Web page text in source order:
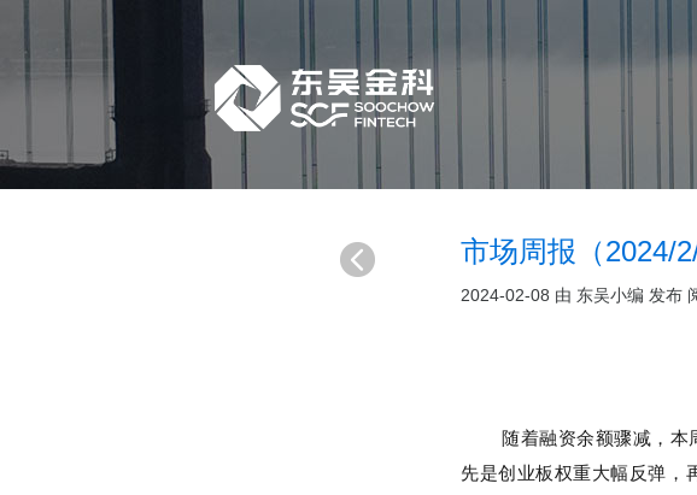
市场周报（2024/2/
2024-02-08 由 东吴小编 发布
随着融资余额骤减，本
先是创业板权重大幅反弹